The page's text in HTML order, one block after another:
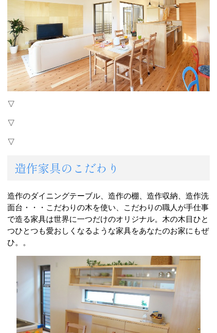
▽
▽
▽
造作家具のこだわり
造作のダイニングテーブル、造作の棚、造作収納、造作洗
面台・・・こだわりの木を使い、こだわりの職人が手仕事
で造る家具は世界に一つだけのオリジナル。木の木目ひと
つひとつも愛おしくなるような家具をあなたのお家にもぜ
ひ。。